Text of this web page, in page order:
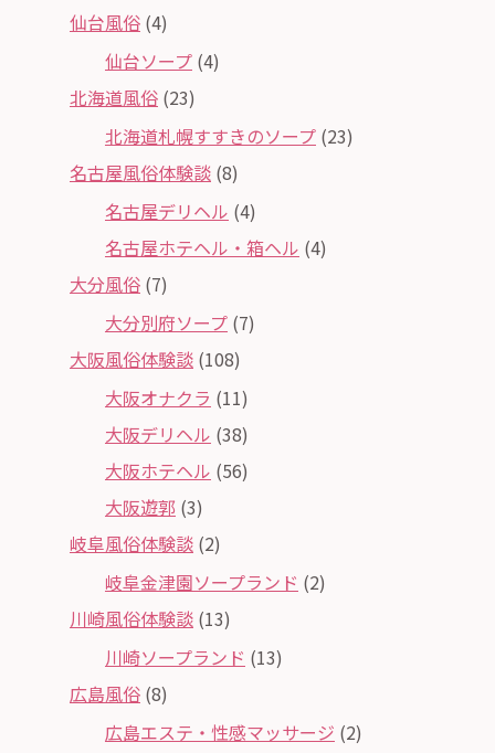
仙台風俗 (4)
仙台ソープ (4)
北海道風俗 (23)
北海道札幌すすきのソープ (23)
名古屋風俗体験談 (8)
名古屋デリヘル (4)
名古屋ホテヘル・箱ヘル (4)
大分風俗 (7)
大分別府ソープ (7)
大阪風俗体験談 (108)
大阪オナクラ (11)
大阪デリヘル (38)
大阪ホテヘル (56)
大阪遊郭 (3)
岐阜風俗体験談 (2)
岐阜金津園ソープランド (2)
川崎風俗体験談 (13)
川崎ソープランド (13)
広島風俗 (8)
広島エステ・性感マッサージ (2)